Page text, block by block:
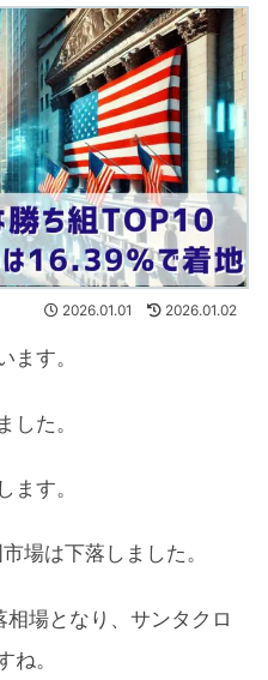
2026.01.01 2026.01.02
ます。
した。
ます。
場は下落しました。
場となり、サンタクロ
ね。